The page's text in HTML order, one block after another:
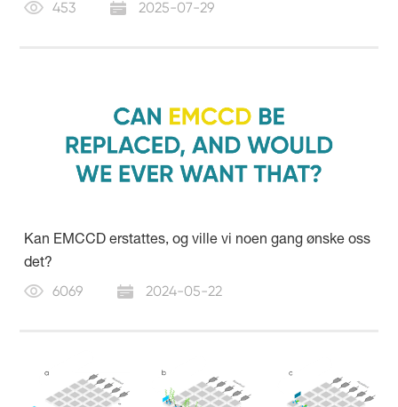
453 2025-07-29
Kan EMCCD erstattes, og ville vi noen gang ønske oss
det?
6069 2024-05-22